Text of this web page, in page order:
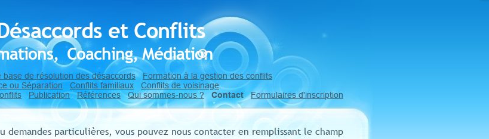
et Conflits
Médiation
base de résolution des désaccords
Formation à la gestion des conflits
ou Séparation Conflits familiaux
Conflits de voisinage
Publication Références Qui sommes-nous ? Contact Formulaires d'inscription
demandes particulières, vous pouvez nous contacter en remplissant le champ